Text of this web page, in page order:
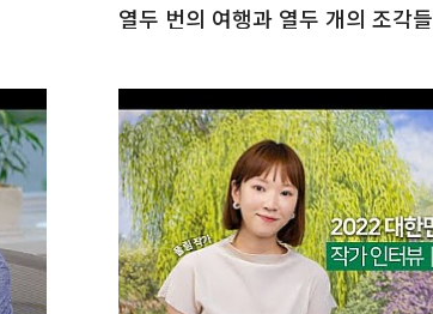
열두 번의 여행과 열두 개의 조각들